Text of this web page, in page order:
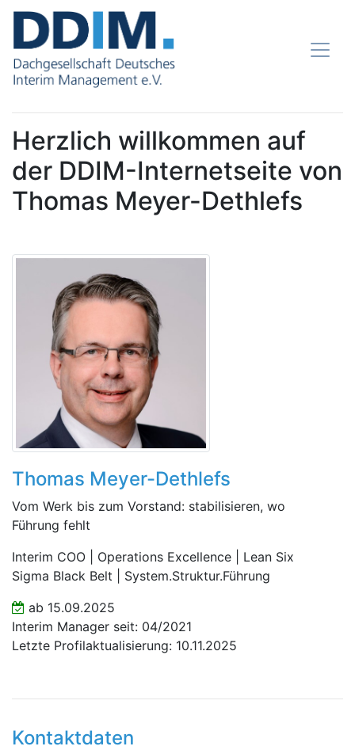
Herzlich willkommen auf
der DDIM-Internetseite von
Thomas Meyer-Dethlefs
Thomas Meyer-Dethlefs
Vom Werk bis zum Vorstand: stabilisieren, wo
Führung fehlt
Interim COO | Operations Excellence | Lean Six
Sigma Black Belt | System.Struktur.Führung
ab 15.09.2025
Interim Manager seit: 04/2021
Letzte Profilaktualisierung: 10.11.2025
Kontaktdaten